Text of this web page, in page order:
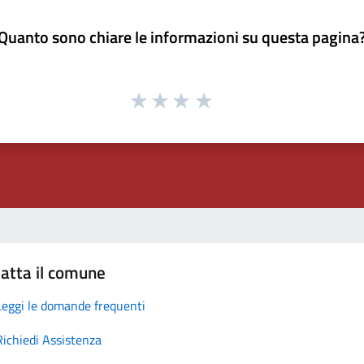
sono chiare le informazioni su questa
il comune
le domande frequenti
Assistenza